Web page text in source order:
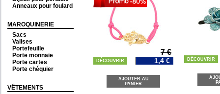
Anneaux pour foulard
MAROQUINERIE
Sacs
Valises
Portefeuille
Porte monnaie
Porte cartes
Porte chéquier
VÊTEMENTS
7 €
DÉCOUVRIR 1,4 €
AJOUTER AU
PANIER
DÉCOUVRIR